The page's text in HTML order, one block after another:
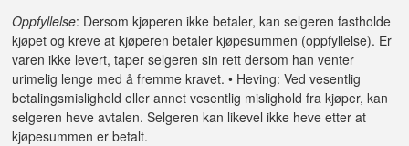
Oppfyllelse: Dersom kjøperen ikke betaler, kan selgeren fastholde
kjøpet og kreve at kjøperen betaler kjøpesummen (oppfyllelse). Er
varen ikke levert, taper selgeren sin rett dersom han venter
urimelig lenge med å fremme kravet. • Heving: Ved vesentlig
betalingsmislighold eller annet vesentlig mislighold fra kjøper, kan
selgeren heve avtalen. Selgeren kan likevel ikke heve etter at
kjøpesummen er betalt.